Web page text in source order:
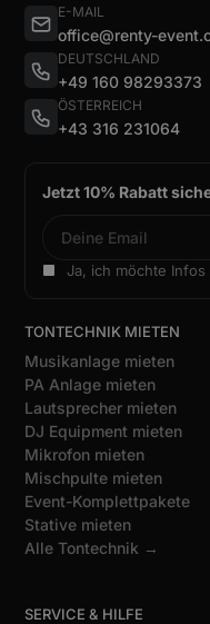
E-MAIL
office@renty-
DEUTSCHLAND
+49 160 98293373
ÖSTERREICH
+43 316 231064
Jetzt 10% Rabatt
Ja, ich möchte
TONTECHNIK MIETEN
Musikanlage mieten
PA Anlage mieten
Lautsprecher mieten
DJ Equipment mieten
Mikrofon mieten
Mischpulte mieten
Event-Komplettpakete
Stative mieten
Alle Tontechnik →
SERVICE & HILFE